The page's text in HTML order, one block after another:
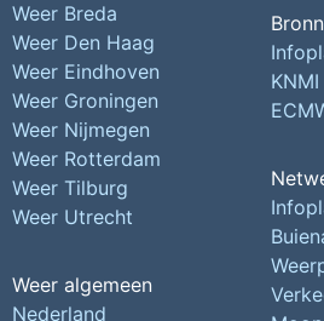
Weer Breda
Weer Den Haag
Weer Eindhoven
Weer Groningen
Weer Nijmegen
Weer Rotterdam
Weer Tilburg
Weer Utrecht
Weer algemeen
Nederland
KNMI